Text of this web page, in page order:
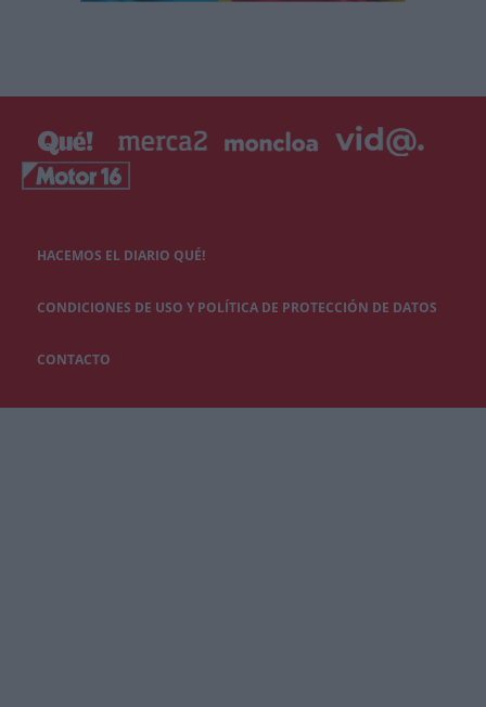
HACEMOS EL DIARIO QUÉ!
CONDICIONES DE USO Y POLÍTICA DE PROTECCIÓN DE DATOS
CONTACTO